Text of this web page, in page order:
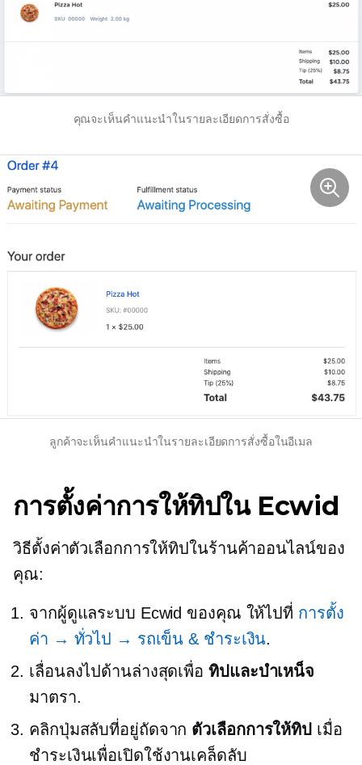
คุณจะเห็นคำแนะนำในรายละเอียดการสั่งซื้อ
ลูกค้าจะเห็นคำแนะนำในรายละเอียดการสั่งซื้อในอีเมล
การตั้งค่าการให้ทิปใน Ecwid
วิธีตั้งค่าตัวเลือกการให้ทิปในร้านค้าออนไลน์ของ
คุณ:
จากผู้ดูแลระบบ Ecwid ของคุณ ให้ไปที่ การตั้ง
ค่า → ทั่วไป → รถเข็น & ชำระเงิน.
เลื่อนลงไปด้านล่างสุดเพื่อ ทิปและบำเหน็จ
มาตรา.
คลิกปุ่มสลับที่อยู่ถัดจาก ตัวเลือกการให้ทิป เมื่อ
ชำระเงินเพื่อเปิดใช้งานเคล็ดลับ